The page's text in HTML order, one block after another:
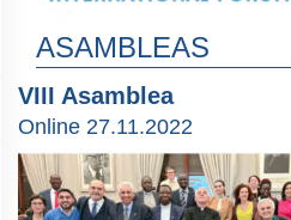
ASAMBLEAS
VIII Asamblea
Online 27.11.2022